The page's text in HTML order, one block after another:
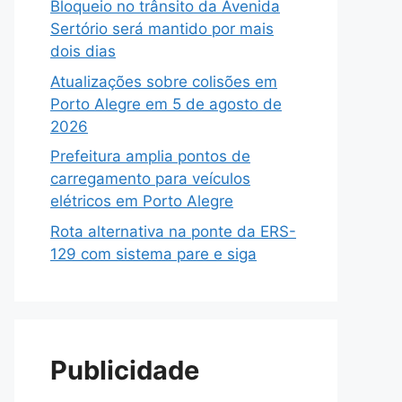
Bloqueio no trânsito da Avenida
Sertório será mantido por mais
dois dias
Atualizações sobre colisões em
Porto Alegre em 5 de agosto de
2026
Prefeitura amplia pontos de
carregamento para veículos
elétricos em Porto Alegre
Rota alternativa na ponte da ERS-
129 com sistema pare e siga
Publicidade